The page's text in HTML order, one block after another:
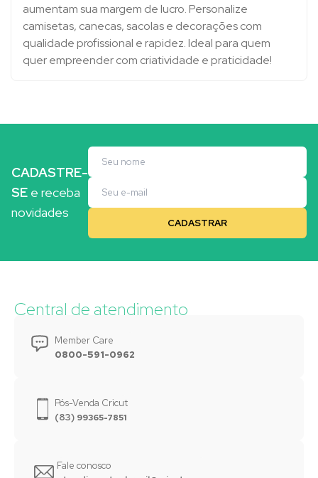
aumentam sua margem de lucro. Personalize
camisetas, canecas, sacolas e decorações com
qualidade profissional e rapidez. Ideal para quem
quer empreender com criatividade e praticidade!
CADASTRE-
SE e receba
novidades
Central de atendimento
Member Care
0800-591-0962
Pós-Venda Cricut
(83) 99365-7851
Fale conosco